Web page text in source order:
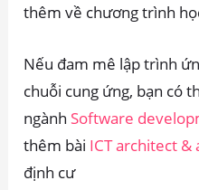
thêm về chương trình
Nếu đam mê lập trình
chuỗi cung ứng, bạn có
ngành Software
thêm bài ICT architect
định cư